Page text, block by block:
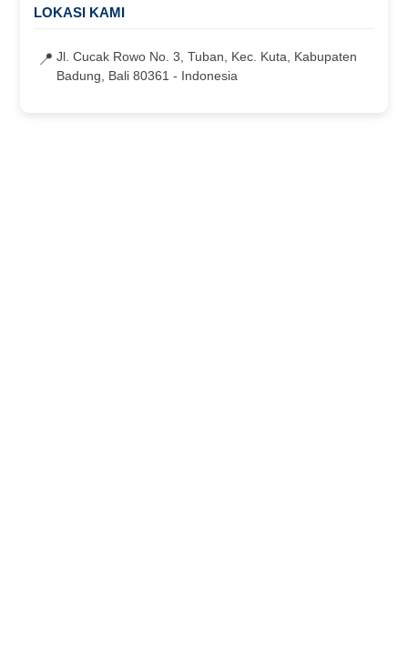
LOKASI KAMI
📍 Jl. Cucak Rowo No. 3, Tuban, Kec. Kuta, Kabupaten
Badung, Bali 80361 - Indonesia